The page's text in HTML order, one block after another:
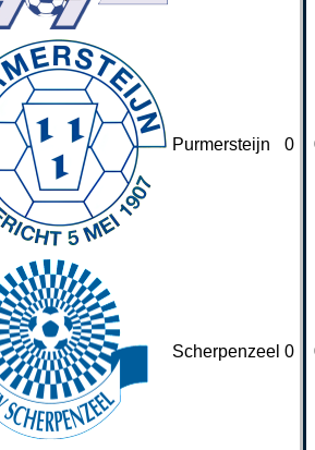
Purmersteijn 0
Scherpenzeel 0